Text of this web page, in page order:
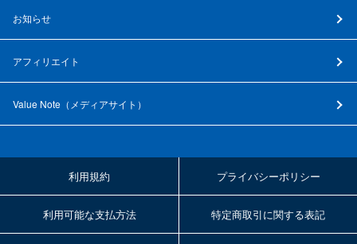
お知らせ
アフィリエイト
Value Note（ メディアサイト ）
利用規約 プライバシーポリシー
利用可能な支払方法 特定商取引に関する表記